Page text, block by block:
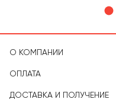
О КОМПАНИИ
ОПЛАТА
ДОСТАВКА И ПОЛУЧЕНИЕ